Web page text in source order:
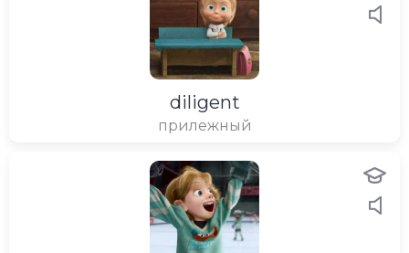
diligent
прилежный